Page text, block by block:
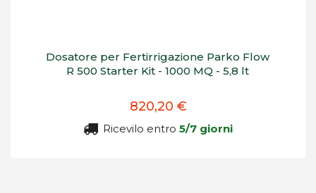
Dosatore per Fertirrigazione Parko Flow
R 500 Starter Kit - 1000 MQ - 5,8 lt
820,20 €
Ricevilo entro 5/7 giorni